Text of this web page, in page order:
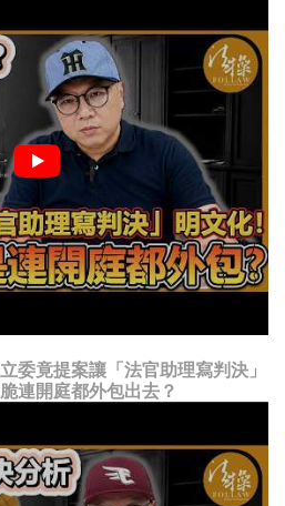
委竟提案讓「法官助理寫判決」
連開庭都外包出去？